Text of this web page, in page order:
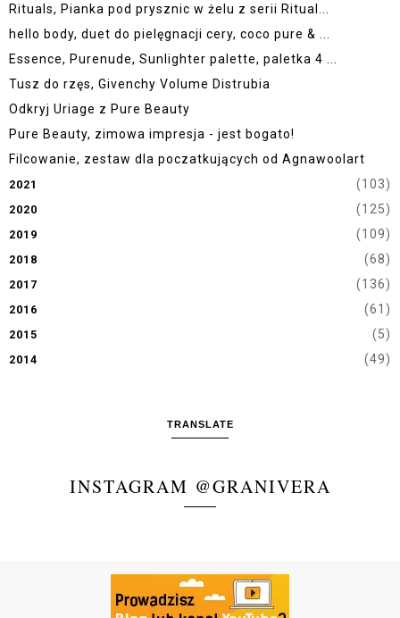
Rituals, Pianka pod prysznic w żelu z serii Ritual...
hello body, duet do pielęgnacji cery, coco pure & ...
Essence, Purenude, Sunlighter palette, paletka 4 ...
Tusz do rzęs, Givenchy Volume Distrubia
Odkryj Uriage z Pure Beauty
Pure Beauty, zimowa impresja - jest bogato!
Filcowanie, zestaw dla poczatkujących od Agnawoolart
2021 (103)
2020 (125)
2019 (109)
2018 (68)
2017 (136)
2016 (61)
2015 (5)
2014 (49)
TRANSLATE
INSTAGRAM @GRANIVERA